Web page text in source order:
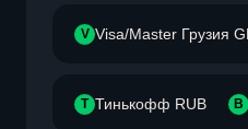
V Visa/Master Грузия
Т Тинькофф RUB B